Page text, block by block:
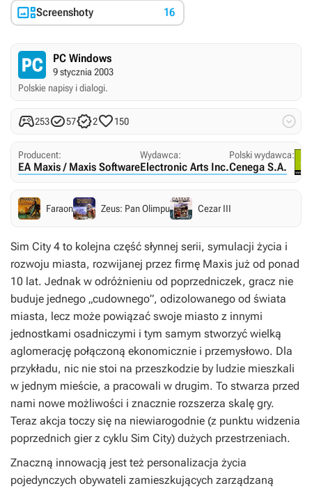
Screenshoty 16
PC Windows
9 stycznia 2003
Polskie napisy i dialogi.
253572150 
Producent:
EA Maxis / Maxis Software
Wydawca:
Electronic Arts Inc.
Polski wydawca:
Cenega S.A.
Faraon Zeus: Pan Olimpu Cezar III
Sim City 4 to kolejna część słynnej serii, symulacji życia i
rozwoju miasta, rozwijanej przez firmę Maxis już od ponad
10 lat. Jednak w odróżnieniu od poprzedniczek, gracz nie
buduje jednego „cudownego”, odizolowanego od świata
miasta, lecz może powiązać swoje miasto z innymi
jednostkami osadniczymi i tym samym stworzyć wielką
aglomerację połączoną ekonomicznie i przemysłowo. Dla
przykładu, nic nie stoi na przeszkodzie by ludzie mieszkali
w jednym mieście, a pracowali w drugim. To stwarza przed
nami nowe możliwości i znacznie rozszerza skalę gry.
Teraz akcja toczy się na niewiarogodnie (z punktu widzenia
poprzednich gier z cyklu Sim City) dużych przestrzeniach.
Znaczną innowacją jest też personalizacja życia
pojedynczych obywateli zamieszkujących zarządzaną